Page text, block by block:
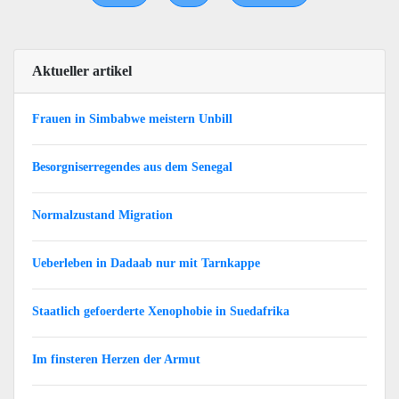
Aktueller artikel
Frauen in Simbabwe meistern Unbill
Besorgniserregendes aus dem Senegal
Normalzustand Migration
Ueberleben in Dadaab nur mit Tarnkappe
Staatlich gefoerderte Xenophobie in Suedafrika
Im finsteren Herzen der Armut